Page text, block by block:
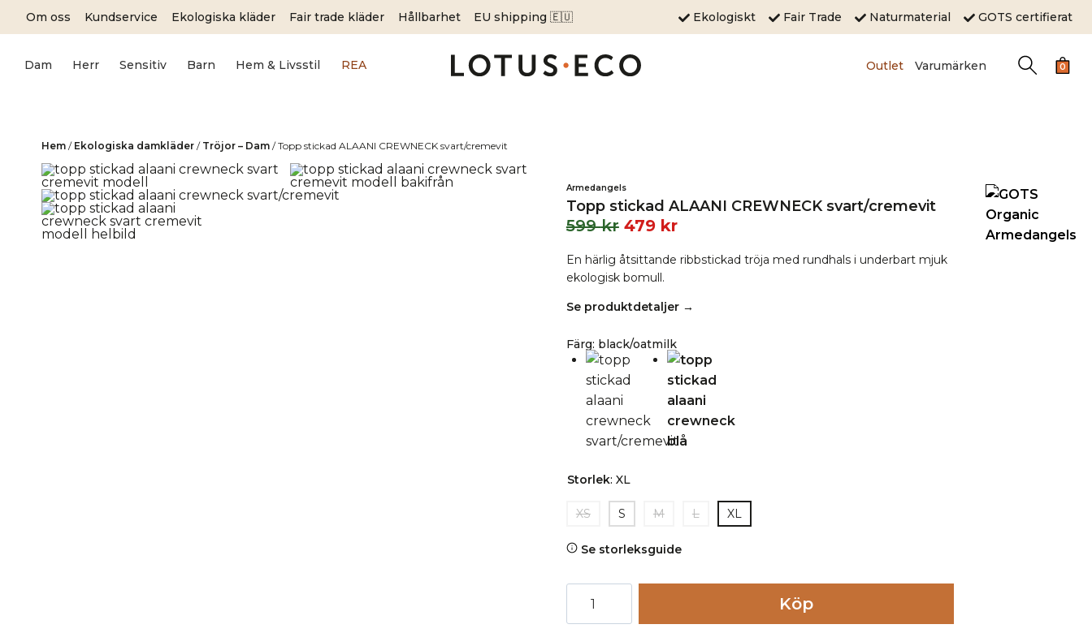
Om oss Kundservice Ekologiska kläder Fair trade kläder Hållbarhet EU shipping 🇪🇺 Ekologiskt Fair Trade Naturmaterial GOTS certifierat
Dam Herr Sensitiv Barn Hem & Livsstil REA Outlet Varumärken 0
Hem / Ekologiska damkläder / Tröjor – Dam /Topp stickad ALAANI CREWNECK svart/cremevit
Armedangels
Topp stickad ALAANI CREWNECK svart/cremevit
599kr 479 kr
En härlig åtsittande ribbstickad tröja med rundhals i underbart mjuk
ekologisk bomull.
Se produktdetaljer →
Färg: black/oatmilk
Storlek: XL
XS S M L XL
Se storleksguide
stickad
Köp